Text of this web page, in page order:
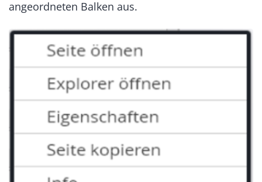
angeordneten Balken aus.